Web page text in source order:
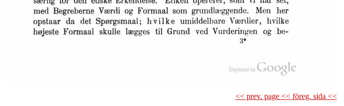
<< prev. page << föreg. sida <<